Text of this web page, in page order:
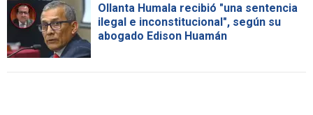
Ollanta Humala recibió "una sentencia
ilegal e inconstitucional", según su
abogado Edison Huamán